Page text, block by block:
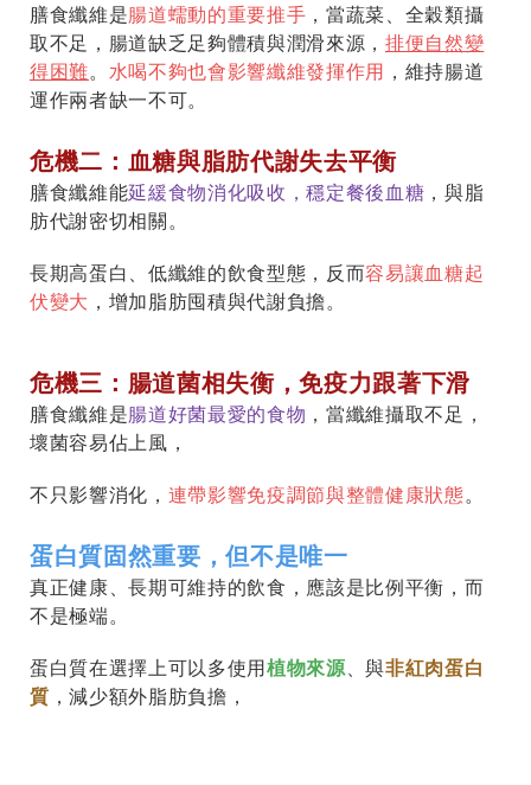
膳食纖維是腸道蠕動的重要推手 ，當蔬菜、全穀類攝
取不足，腸道缺乏足夠體積與潤滑來源， 排便自然變
得困難。 水喝不夠也會影響纖維發揮作用
，維持腸道
運作兩者缺一不可。
危機二：血糖與脂肪代謝失去平衡
膳食纖維能延緩食物消化吸收，穩定餐後血糖 ，與脂
肪代謝密切相關。
長期高蛋白、低纖維的飲食型態，反而容易讓血糖起
伏變大 ，增加脂肪囤積與代謝負擔。
危機三：腸道菌相失衡，免疫力跟著下滑
膳食纖維是腸道好菌最愛的食物 ，當纖維攝取不足，
壞菌容易佔上風，
不只影響消化， 連帶影響免疫調節與整體健康狀態。
蛋白質固然重要，但不是唯一
真正健康、長期可維持的飲食，應該是比例平衡，而
不是極端。
蛋白質在選擇上可以多使用 植物來源、與非紅肉蛋白
質 ，減少額外脂肪負擔，